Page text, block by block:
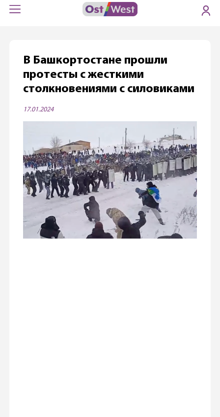
В Башкортостане прошли
протесты с жесткими
столкновениями с силовиками
17.01.2024